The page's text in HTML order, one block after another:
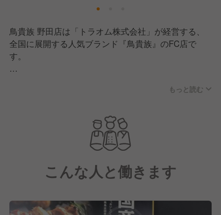
鳥貴族 野田店は「トラオム株式会社」が経営する、
全国に展開する人気ブランド『鳥貴族』のFC店で
す。
『鳥貴族』は日本全国に店舗展開をしている焼鳥居酒
看板商品の焼き鳥は国産の鶏肉を使用し、1本1本串打
ちをして焼き上げています。
創業当時から変わらない自慢のタレや塩にもこだわ
価格で提供しています。
もっと読む
こんな人と働きます